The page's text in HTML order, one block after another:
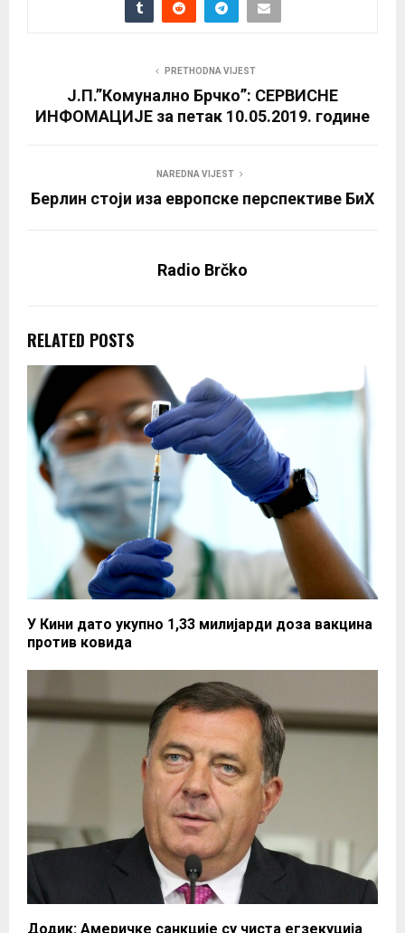
PRETHODNA VIJEST
Ј.П.”Комунално Брчко”: СЕРВИСНЕ
ИНФОМАЦИЈЕ за петак 10.05.2019. године
NAREDNA VIJEST
Берлин стоји иза европске перспективе БиХ
Radio Brčko
RELATED POSTS
У Кини дато укупно 1,33 милијарди доза вакцина
против ковида
Додик: Америчке санкције су чиста егзекуција